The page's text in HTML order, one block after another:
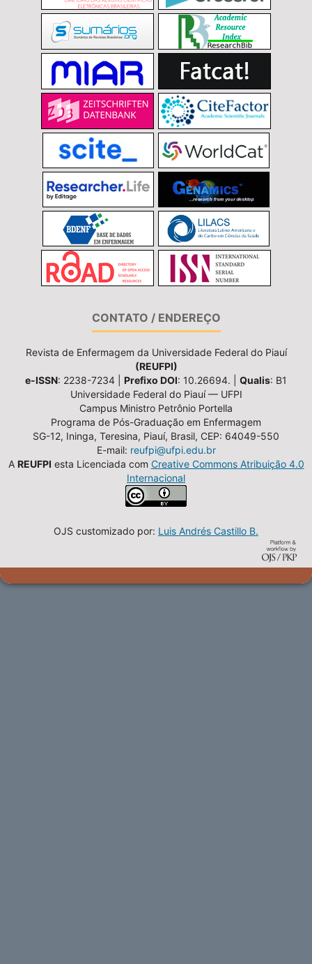
CONTATO / ENDEREÇO
Revista de Enfermagem da Universidade Federal do Piauí
(REUFPI)
e-ISSN: 2238-7234 | Prefixo DOI: 10.26694. | Qualis: B1
Universidade Federal do Piauí — UFPI
Campus Ministro Petrônio Portella
Programa de Pós-Graduação em Enfermagem
SG-12, Ininga, Teresina, Piauí, Brasil, CEP: 64049-550
E-mail: reufpi@ufpi.edu.br
A REUFPI esta Licenciada com Creative Commons Atribuição 4.0
Internacional
OJS customizado por: Luis Andrés Castillo B.